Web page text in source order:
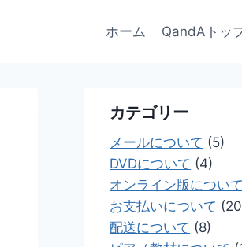
ホーム QandAトッ
カテゴリー
メールについて (5)
DVDについて (4)
オンライン版について
お支払いについて
配送について (8)